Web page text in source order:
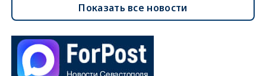
Показать все новости